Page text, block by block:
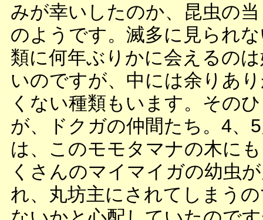
みが幸いしたのか、昆虫の
のようです。滅多に見られ
類に何年ぶりかに会えるの
いのですが、中には余りあ
くない種類もいます。その
が、ドクガの仲間たち。4、
は、このモモタマナの木に
くさんのマイマイガの幼虫
れ、丸坊主にされてしまう